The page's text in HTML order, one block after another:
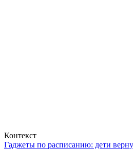
Контекст
Гаджеты по расписанию: дети